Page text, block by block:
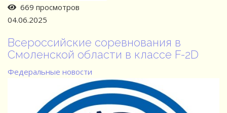
669 просмотров
04.06.2025
Всероссийские соревнования в
Смоленской области в классе F-2D
Федеральные новости